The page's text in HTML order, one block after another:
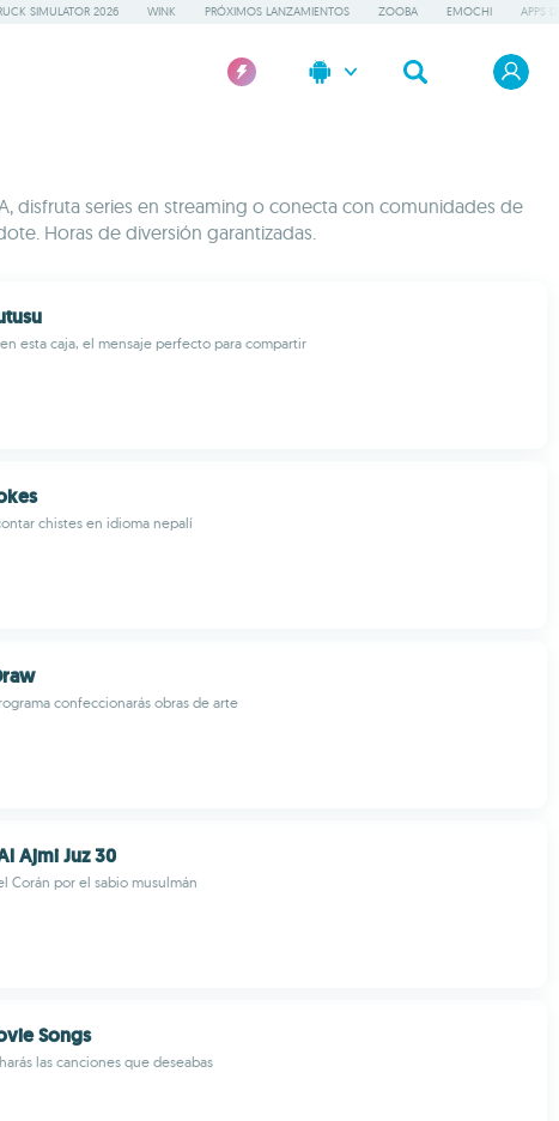
SIMULATOR 2026 WINK PRÓXIMOS LANZAMIENTOS ZOOBA EMOCHI APPS
disfruta series en streaming o conecta con comunidades de
Horas de diversión garantizadas.
esta caja, el mensaje perfecto para compartir
chistes en idioma nepalí
confeccionarás obras de arte
Ajmi Juz 30
Corán por el sabio musulmán
Songs
las canciones que deseabas